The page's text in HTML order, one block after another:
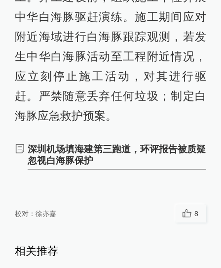
中华白海豚驱赶演练。施工期间应对
附近海域进行白海豚跟踪观测，若发
生中华白海豚活动至工程附近情况，
应立刻停止施工活动，对其进行驱
赶。严禁随意丢弃任何垃圾；制定白
海豚应急救护预案。
深圳机场填海建第三跑道，环评报告被质疑
忽视白海豚保护
校对： 徐亦嘉 8
相关推荐